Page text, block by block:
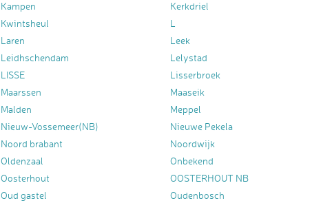
Kampen Kerkdriel
Kwintsheul L
Laren Leek
Leidhschendam Lelystad
LISSE Lisserbroek
Maarssen Maaseik
Malden Meppel
Nieuw-Vossemeer(NB) Nieuwe Pekela
Noord brabant Noordwijk
Oldenzaal Onbekend
Oosterhout OOSTERHOUT NB
Oud gastel Oudenbosch